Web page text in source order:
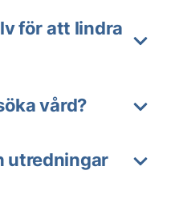
för att lindra
vård?
utredningar